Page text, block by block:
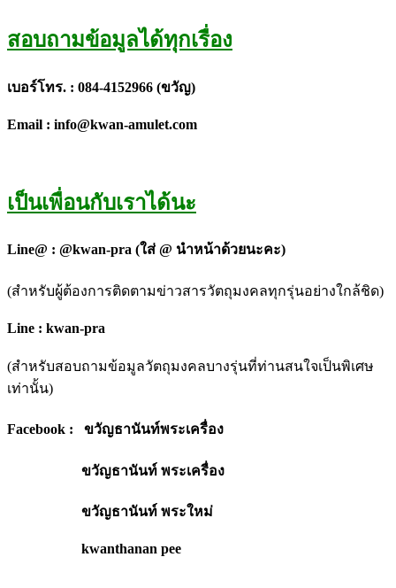
สอบถามข้อมูลได้ทุกเรื่อง
เบอร์โทร. : 084-4152966 (ขวัญ)
Email : info@kwan-amulet.com
เป็นเพื่อนกับเราได้นะ
Line@ : @kwan-pra (ใส่ @ นำหน้าด้วยนะคะ)
(สำหรับผู้ต้องการติดตามข่าวสารวัตถุมงคลทุกรุ่นอย่างใกล้ชิด)
Line : kwan-pra
(สำหรับสอบถามข้อมูลวัตถุมงคลบางรุ่นที่ท่านสนใจเป็นพิเศษ
เท่านั้น)
Facebook : ขวัญธานันท์พระเครื่อง
ขวัญธานันท์ พระเครื่อง
ขวัญธานันท์ พระใหม่
kwanthanan pee